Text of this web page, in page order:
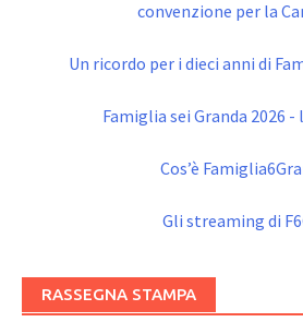
convenzione per la
Un ricordo per i dieci anni di
Famiglia sei Granda 2026
Cos’è
Gli streaming di
RASSEGNA STAMPA